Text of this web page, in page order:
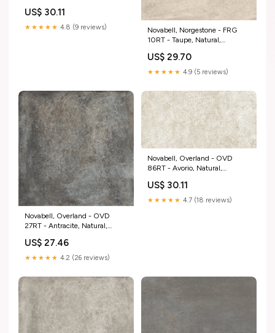
Plate
US$ 30.11
★★★★★ 4.8 (9 reviews)
Novabell, Norgestone - FRG
10RT - Taupe, Natural,
Stone Box
US$ 29.70
★★★★★ 4.9 (5 reviews)
Novabell, Overland - OVD
27RT - Antracite, Natural,
Hydra
US$ 27.46
★★★★★ 4.2 (26 reviews)
Novabell, Overland - OVD
86RT - Avorio, Natural,
Class Tile
US$ 30.11
★★★★★ 4.7 (18 reviews)